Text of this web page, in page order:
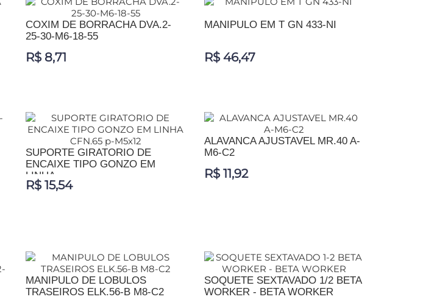
COXIM DE BORRACHA DVA.2-
25-30-M6-18-55
R$ 8,71
MANIPULO EM T GN 433-NI
R$ 46,47
SUPORTE GIRATORIO DE
ENCAIXE TIPO GONZO EM
LINHA...
R$ 15,54
ALAVANCA AJUSTAVEL MR.40 A-
M6-C2
R$ 11,92
MANIPULO DE LOBULOS
TRASEIROS ELK.56-B M8-C2
SOQUETE SEXTAVADO 1/2 BETA
WORKER - BETA WORKER